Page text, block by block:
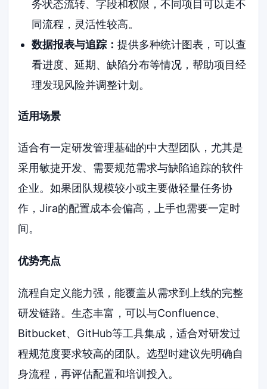
务状态流转、字段和权限，不同项目可以走不
同流程，灵活性较高。
数据报表与追踪： 提供多种统计图表，可以查
看进度、延期、缺陷分布等情况，帮助项目经
理发现风险并调整计划。
适用场景
适合有一定研发管理基础的中大型团队，尤其是
采用敏捷开发、需要规范需求与缺陷追踪的软件
企业。如果团队规模较小或主要做轻量任务协
作，Jira的配置成本会偏高，上手也需要一定时
间。
优势亮点
流程自定义能力强，能覆盖从需求到上线的完整
研发链路。生态丰富，可以与Confluence、
Bitbucket、GitHub等工具集成，适合对研发过
程规范度要求较高的团队。选型时建议先明确自
身流程，再评估配置和培训投入。